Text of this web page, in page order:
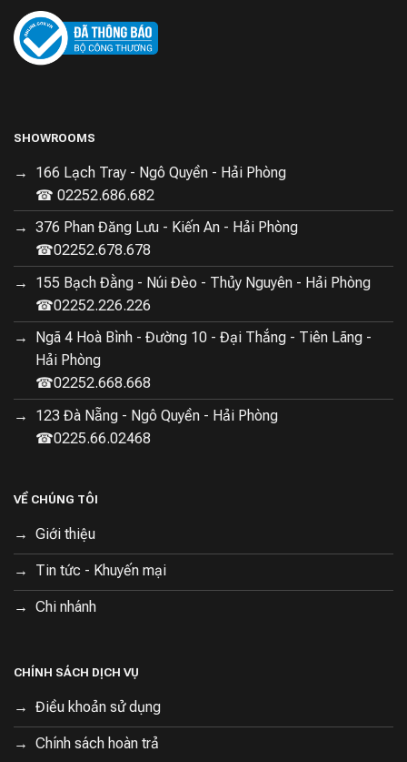
Tiết Kiệm Năng Lượng, Độ Ồn Thấp
Tiết kiệm điện 0,89kWh/Ngày:Giảm thiểu chi phí điện
năng tiêu thụ, góp phần bảo vệ môi trường.
tiếng ồn ảnh hưởng đến không gian sống.
SHOWROOMS
166 Lạch Tray - Ngô Quyền - Hải Phòng
☎ 02252.686.682
376 Phan Đăng Lưu - Kiến An - Hải Phòng
☎02252.678.678
155 Bạch Đằng - Núi Đèo - Thủy Nguyên - Hải Phòng
☎02252.226.226
Ngã 4 Hoà Bình - Đường 10 - Đại Thắng - Tiên Lãng -
Hải Phòng
☎02252.668.668
123 Đà Nẵng - Ngô Quyền - Hải Phòng
☎0225.66.02468
VỀ CHÚNG TÔI
Giới thiệu
Tin tức - Khuyến mại
Chi nhánh
CHÍNH SÁCH DỊCH VỤ
Điều khoản sử dụng
Chính sách hoàn trả